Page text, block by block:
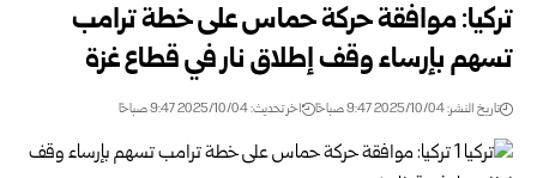
تركيا: موافقة حركة حماس على خطة ترامب
تسهم بإرساء وقف إطلاق نار في قطاع غزة
تاريخ النشر: 2025/10/04 9:47 صباحًا اخر تحديث: 2025/10/04 9:47 صباحًا